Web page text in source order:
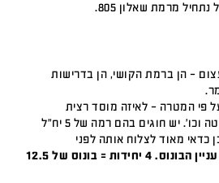
יח"ל הוא עצום – הן ברמת הקושי, הן בדרישות
פי המטרה – לאיזה מוסד רצית
להתקבל, לאיזה חוג ופקולטה וכו'. יש חוגים בהם רמה של 5 יח"ל
כדאי מאוד לצלוח אותה לפני
בנוסף, יש את עניין הבונוס. 4 יחידות = בונוס של 12.5